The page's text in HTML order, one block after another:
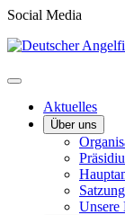
Social Media
Aktuelles
Über uns
Unsere